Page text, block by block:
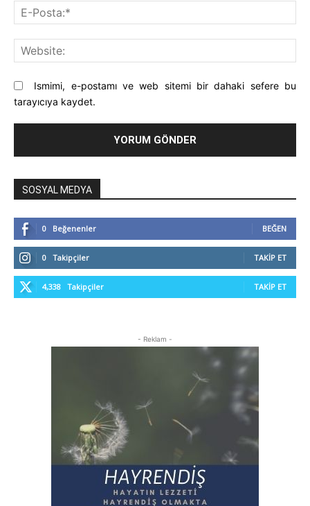
Ismimi, e-postamı ve web sitemi bir dahaki sefere bu
tarayıcıya kaydet.
SOSYAL MEDYA
0 Beğenenler BEĞEN
0 Takipçiler TAKIP ET
4,338 Takipçiler TAKIP ET
- Reklam -